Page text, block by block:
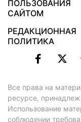
ПОЛЬЗОВАНИЯ
САЙТОМ
РЕДАКЦИОННАЯ
ПОЛИТИКА
Все права на
ресурсе,
Использование
соблюдении